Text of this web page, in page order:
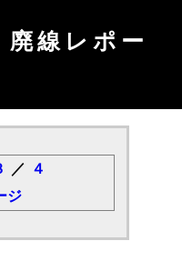
線レポー
／ ４
ジ